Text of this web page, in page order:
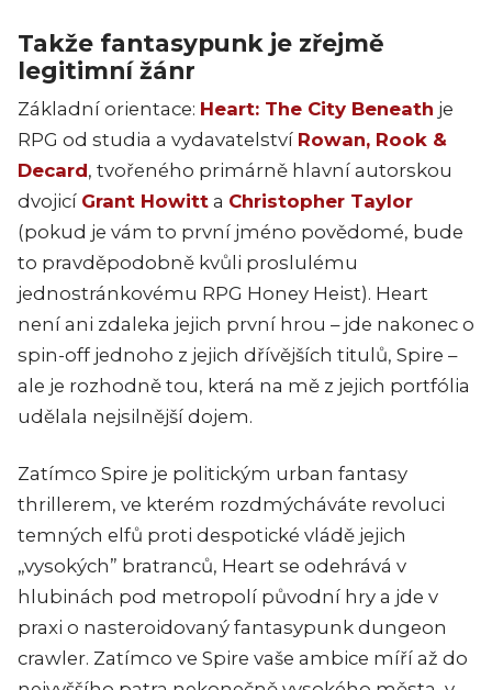
Takže fantasypunk je zřejmě
legitimní žánr
Základní orientace: Heart: The City Beneath je
RPG od studia a vydavatelství Rowan, Rook &
Decard, tvořeného primárně hlavní autorskou
dvojicí Grant Howitt a Christopher Taylor
(pokud je vám to první jméno povědomé, bude
to pravděpodobně kvůli proslulému
jednostránkovému RPG Honey Heist). Heart
není ani zdaleka jejich první hrou – jde nakonec o
spin-off jednoho z jejich dřívějších titulů, Spire –
ale je rozhodně tou, která na mě z jejich portfólia
udělala nejsilnější dojem.
Zatímco Spire je politickým urban fantasy
thrillerem, ve kterém rozdmýcháváte revoluci
temných elfů proti despotické vládě jejich
„vysokých” bratranců, Heart se odehrává v
hlubinách pod metropolí původní hry a jde v
praxi o nasteroidovaný fantasypunk dungeon
crawler. Zatímco ve Spire vaše ambice míří až do